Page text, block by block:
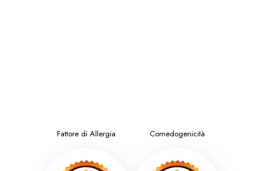
Fattore di Allergia Comedogenicità